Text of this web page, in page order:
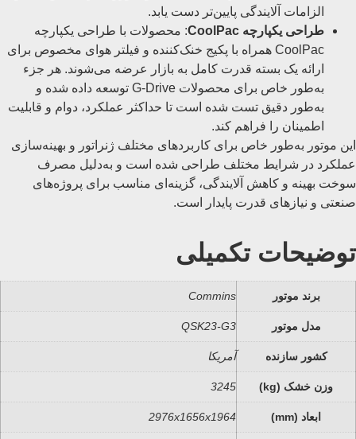
الزامات آلایندگی پایین‌تر دست یابد.
طراحی یکپارچه CoolPac
: محصولات با طراحی یکپارچه
CoolPac همراه با پکیج خنک‌کننده و فیلتر هوای مخصوص برای
ارائه یک بسته قدرت کامل به بازار عرضه می‌شوند. هر جزء
به‌طور خاص برای محصولات G-Drive توسعه داده شده و
به‌طور دقیق تست شده است تا حداکثر عملکرد، دوام و قابلیت
اطمینان را فراهم کند.
این موتور به‌طور خاص برای کاربردهای مختلف ژنراتور و بهینه‌سازی
عملکرد در شرایط مختلف طراحی شده است و به‌دلیل مصرف
سوخت بهینه و کاهش آلایندگی، گزینه‌ای مناسب برای پروژه‌های
صنعتی و نیازهای قدرت پایدار است.
توضیحات تکمیلی
برند موتور Commins
مدل موتور QSK23-G3
کشور سازنده آمریکا
وزن خشک (kg) 3245
ابعاد (mm) 2976x1656x1964